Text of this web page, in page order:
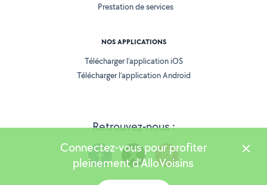
Retrouvez-nous :
Prestation de services
NOS APPLICATIONS
Télécharger l’application iOS
Télécharger l’application Android
Connectez-vous pour profiter
pleinement d'AlloVoisins